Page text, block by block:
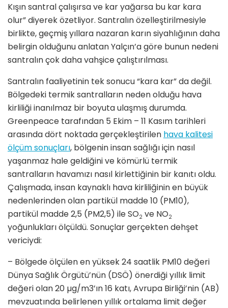
Kışın santral çalışırsa ve kar yağarsa bu kar kara
olur” diyerek özetliyor. Santralın özelleştirilmesiyle
birlikte, geçmiş yıllara nazaran karın siyahlığının daha
belirgin olduğunu anlatan Yalçın’a göre bunun nedeni
santralın çok daha vahşice çalıştırılması.
Santralın faaliyetinin tek sonucu “kara kar” da değil.
Bölgedeki termik santralların neden olduğu hava
kirliliği inanılmaz bir boyuta ulaşmış durumda.
Greenpeace tarafından 5 Ekim – 11 Kasım tarihleri
arasında dört noktada gerçekleştirilen hava kalitesi
ölçüm sonuçları, bölgenin insan sağlığı için nasıl
yaşanmaz hale geldiğini ve kömürlü termik
santralların havamızı nasıl kirlettiğinin bir kanıtı oldu.
Çalışmada, insan kaynaklı hava kirliliğinin en büyük
nedenlerinden olan partikül madde 10 (PM10),
partikül madde 2,5 (PM2,5) ile SO2 ve NO2
yoğunlukları ölçüldü. Sonuçlar gerçekten dehşet
vericiydi:
– Bölgede ölçülen en yüksek 24 saatlik PM10 değeri
Dünya Sağlık Örgütü’nün (DSÖ) önerdiği yıllık limit
değeri olan 20 µg/m3’ın 16 katı, Avrupa Birliği’nin (AB)
mevzuatında belirlenen yıllık ortalama limit değer